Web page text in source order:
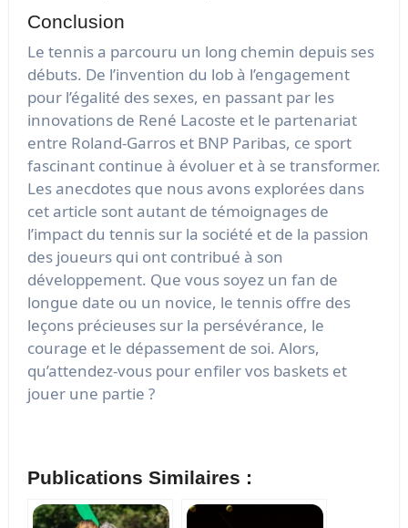
Conclusion
Le tennis a parcouru un long chemin depuis ses
débuts. De l’invention du lob à l’engagement
pour l’égalité des sexes, en passant par les
innovations de René Lacoste et le partenariat
entre Roland-Garros et BNP Paribas, ce sport
fascinant continue à évoluer et à se transformer.
Les anecdotes que nous avons explorées dans
cet article sont autant de témoignages de
l’impact du tennis sur la société et de la passion
des joueurs qui ont contribué à son
développement. Que vous soyez un fan de
longue date ou un novice, le tennis offre des
leçons précieuses sur la persévérance, le
courage et le dépassement de soi. Alors,
qu’attendez-vous pour enfiler vos baskets et
jouer une partie ?
Publications Similaires :